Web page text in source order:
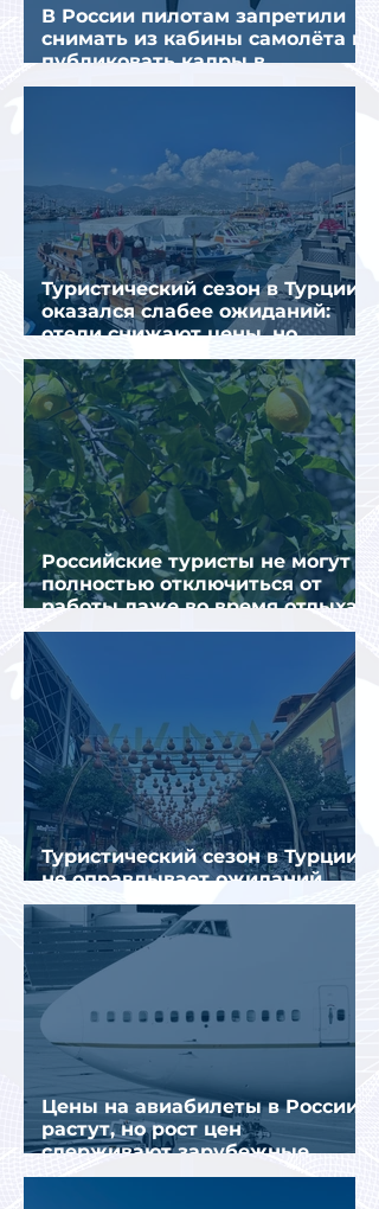
В России пилотам запретили
снимать из кабины самолёта и
публиковать кадры в
интернете
Туристический сезон в Турции
оказался слабее ожиданий:
отели снижают цены, но
загрузка остается низкой
Российские туристы не могут
полностью отключиться от
работы даже во время отдыха
в Турции
Туристический сезон в Турции
не оправдывает ожиданий
отрасли
Цены на авиабилеты в России
растут, но рост цен
сдерживают зарубежные
конкуренты